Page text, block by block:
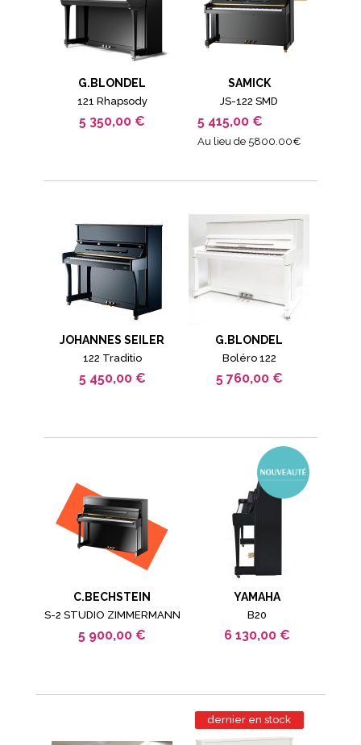
G.BLONDEL
121 Rhapsody
5 350,00 €
SAMICK
JS-122 SMD
5 415,00 €
Au lieu de 5800.00€
JOHANNES SEILER
122 Traditio
5 450,00 €
G.BLONDEL
Boléro 122
5 760,00 €
C.BECHSTEIN
S-2 STUDIO ZIMMERMANN
5 900,00 €
YAMAHA
B20
6 130,00 €
dernier en stock